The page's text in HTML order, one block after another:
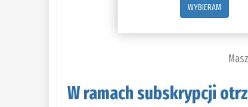
WYBIERAM
W ramach subskrypcji